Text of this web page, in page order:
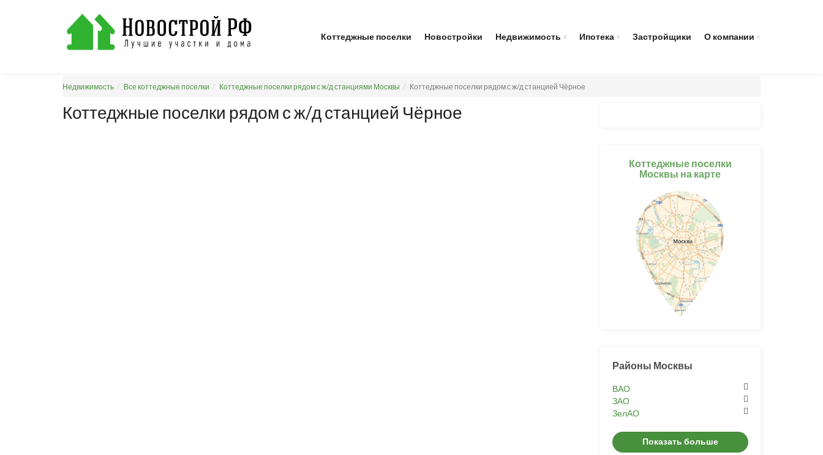
Коттеджные поселки Новостройки Недвижимость Ипотека Застройщики О компании
Недвижимость Все коттеджные поселки Коттеджные поселки рядом с ж/д станциями Москвы Коттеджные поселки рядом с ж/д станцией Чёрное
Коттеджные поселки рядом с ж/д станцией Чёрное
Коттеджные поселки
Москвы на карте
Районы Москвы
ВАО
ЗАО
ЗелАО
Показать больше